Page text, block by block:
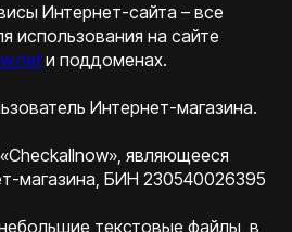
Интернет-сайта – все
использования на сайте
и поддоменах.
Интернет-магазина.
являющееся
магазина, БИН 230540026395
текстовые файлы, в